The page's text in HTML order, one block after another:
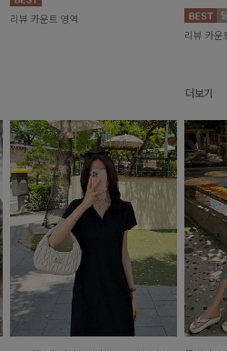
리뷰 카운트 영역
리뷰 카운
더보기